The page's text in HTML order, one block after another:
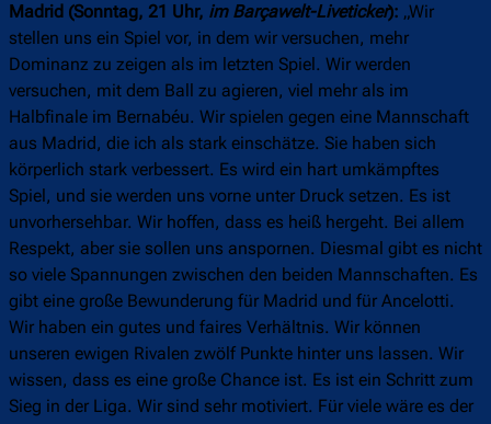
Madrid (Sonntag, 21 Uhr, im Barçawelt-Liveticker): „Wir
stellen uns ein Spiel vor, in dem wir versuchen, mehr
Dominanz zu zeigen als im letzten Spiel. Wir werden
versuchen, mit dem Ball zu agieren, viel mehr als im
Halbfinale im Bernabéu. Wir spielen gegen eine Mannschaft
aus Madrid, die ich als stark einschätze. Sie haben sich
körperlich stark verbessert. Es wird ein hart umkämpftes
Spiel, und sie werden uns vorne unter Druck setzen. Es ist
unvorhersehbar. Wir hoffen, dass es heiß hergeht. Bei allem
Respekt, aber sie sollen uns anspornen. Diesmal gibt es nicht
so viele Spannungen zwischen den beiden Mannschaften. Es
gibt eine große Bewunderung für Madrid und für Ancelotti.
Wir haben ein gutes und faires Verhältnis. Wir können
unseren ewigen Rivalen zwölf Punkte hinter uns lassen. Wir
wissen, dass es eine große Chance ist. Es ist ein Schritt zum
Sieg in der Liga. Wir sind sehr motiviert. Für viele wäre es der